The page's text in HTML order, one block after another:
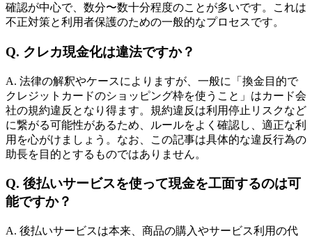
確認が中心で、数分〜数十分程度のことが多いです。これは
不正対策と利用者保護のための一般的なプロセスです。
Q. クレカ現金化は違法ですか？
A. 法律の解釈やケースによりますが、一般に「換金目的で
クレジットカードのショッピング枠を使うこと」はカード会
社の規約違反となり得ます。規約違反は利用停止リスクなど
に繋がる可能性があるため、ルールをよく確認し、適正な利
用を心がけましょう。なお、この記事は具体的な違反行為の
助長を目的とするものではありません。
Q. 後払いサービスを使って現金を工面するのは可
能ですか？
A. 後払いサービスは本来、商品の購入やサービス利用の代